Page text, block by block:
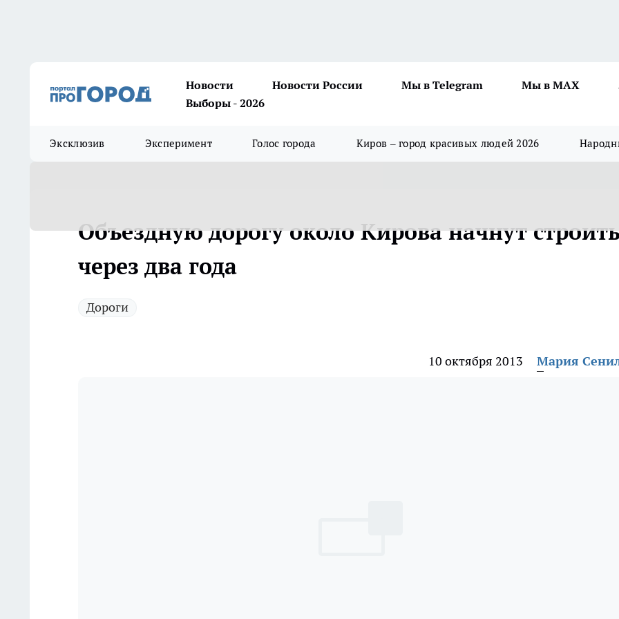
Новости Новости России Мы в Telegram Мы в MAX
Выборы - 2026
Эксклюзив Эксперимент Голос города Киров – город красивых людей 2026
Объездную дорогу около Кирова начнут
через два года
Дороги
10 октября 2013 Мария